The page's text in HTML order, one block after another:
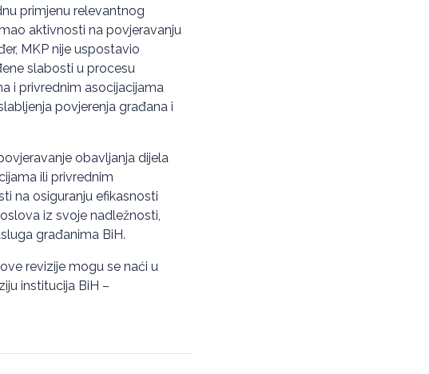
primjenu relevantnog
aktivnosti na povjeravanju
MKP nije uspostavio
slabosti u procesu
i privrednim asocijacijama
povjerenja građana i
obavljanja dijela
ili privrednim
na osiguranju efikasnosti
iz svoje nadležnosti,
građanima BiH.
revizije mogu se naći u
institucija BiH –